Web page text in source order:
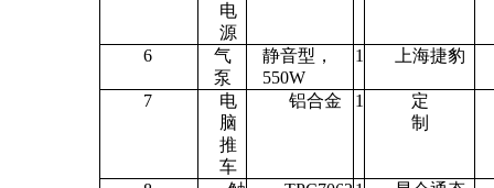
电
源
6
气
泵
静音型，
550W
1 上海捷豹
7
电
脑
推
车
铝合金 1
定
制